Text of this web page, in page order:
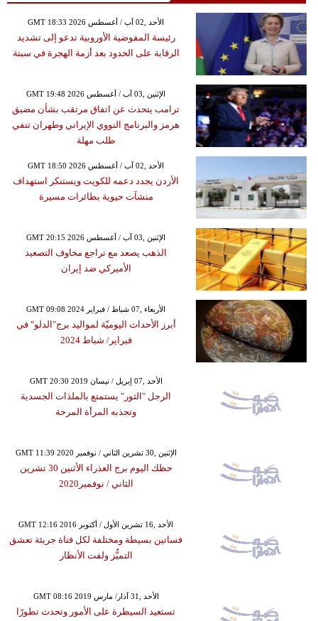
GMT 18:33 2026 الأحد ,02 آب / أغسطس
رئيسة المفوضية الأوروبية تدعو إلى تشديد
الرقابة على الحدود بعد أزمة الهجرة في سبتة
GMT 19:48 2026 الإثنين ,03 آب / أغسطس
ترامب يتحدث عن اتفاق مرتقب بشأن مضيق
هرمز والبرنامج النووي الإيراني وطهران تنفي
طلب مهلة
GMT 18:50 2026 الأحد ,02 آب / أغسطس
الأردن يجدد دعمه للكويت ويستنكر استهداف
منشآت حيوية بطائرات مسيرة
GMT 20:15 2026 الإثنين ,03 آب / أغسطس
الذهب يصعد مع تراجع مخاوف التصعيد
الأميركي ضد إيران
GMT 09:08 2024 الأربعاء ,07 شباط / فبراير
أبرز الأحداث اليوميّة لمواليد برج"الدلو" في
فبراير/ شباط 2024
GMT 20:30 2019 الأحد ,07 إبريل / نيسان
الرجل "الثور" يستمتع بالملذات الجسدية
وتجذبه المرأة المرحة
GMT 11:39 2020 الإثنين ,30 تشرين الثاني / نوفمبر
حظك اليوم برج العذراء الأثنين 30 تشرين
الثاني / نوفمبر2020
GMT 12:16 2016 الأحد ,16 تشرين الأول / أكتوبر
فساتين بسيطة ومختلفة لكل فتاة جريئة تعشق
التميُّز ولفت الأنظار
GMT 08:16 2019 الأحد ,31 آذار/ مارس
تستعيد السيطرة على الأمور وتحدث تطورًا